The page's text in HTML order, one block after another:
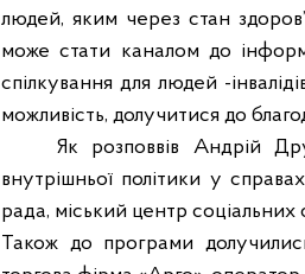
людей, яким через стан
може стати каналом до
спілкування для людей -
можливість, долучитися до
Як розповвів Андрій
внутрішньої політики у
рада, міський центр соціальних
Також до програми